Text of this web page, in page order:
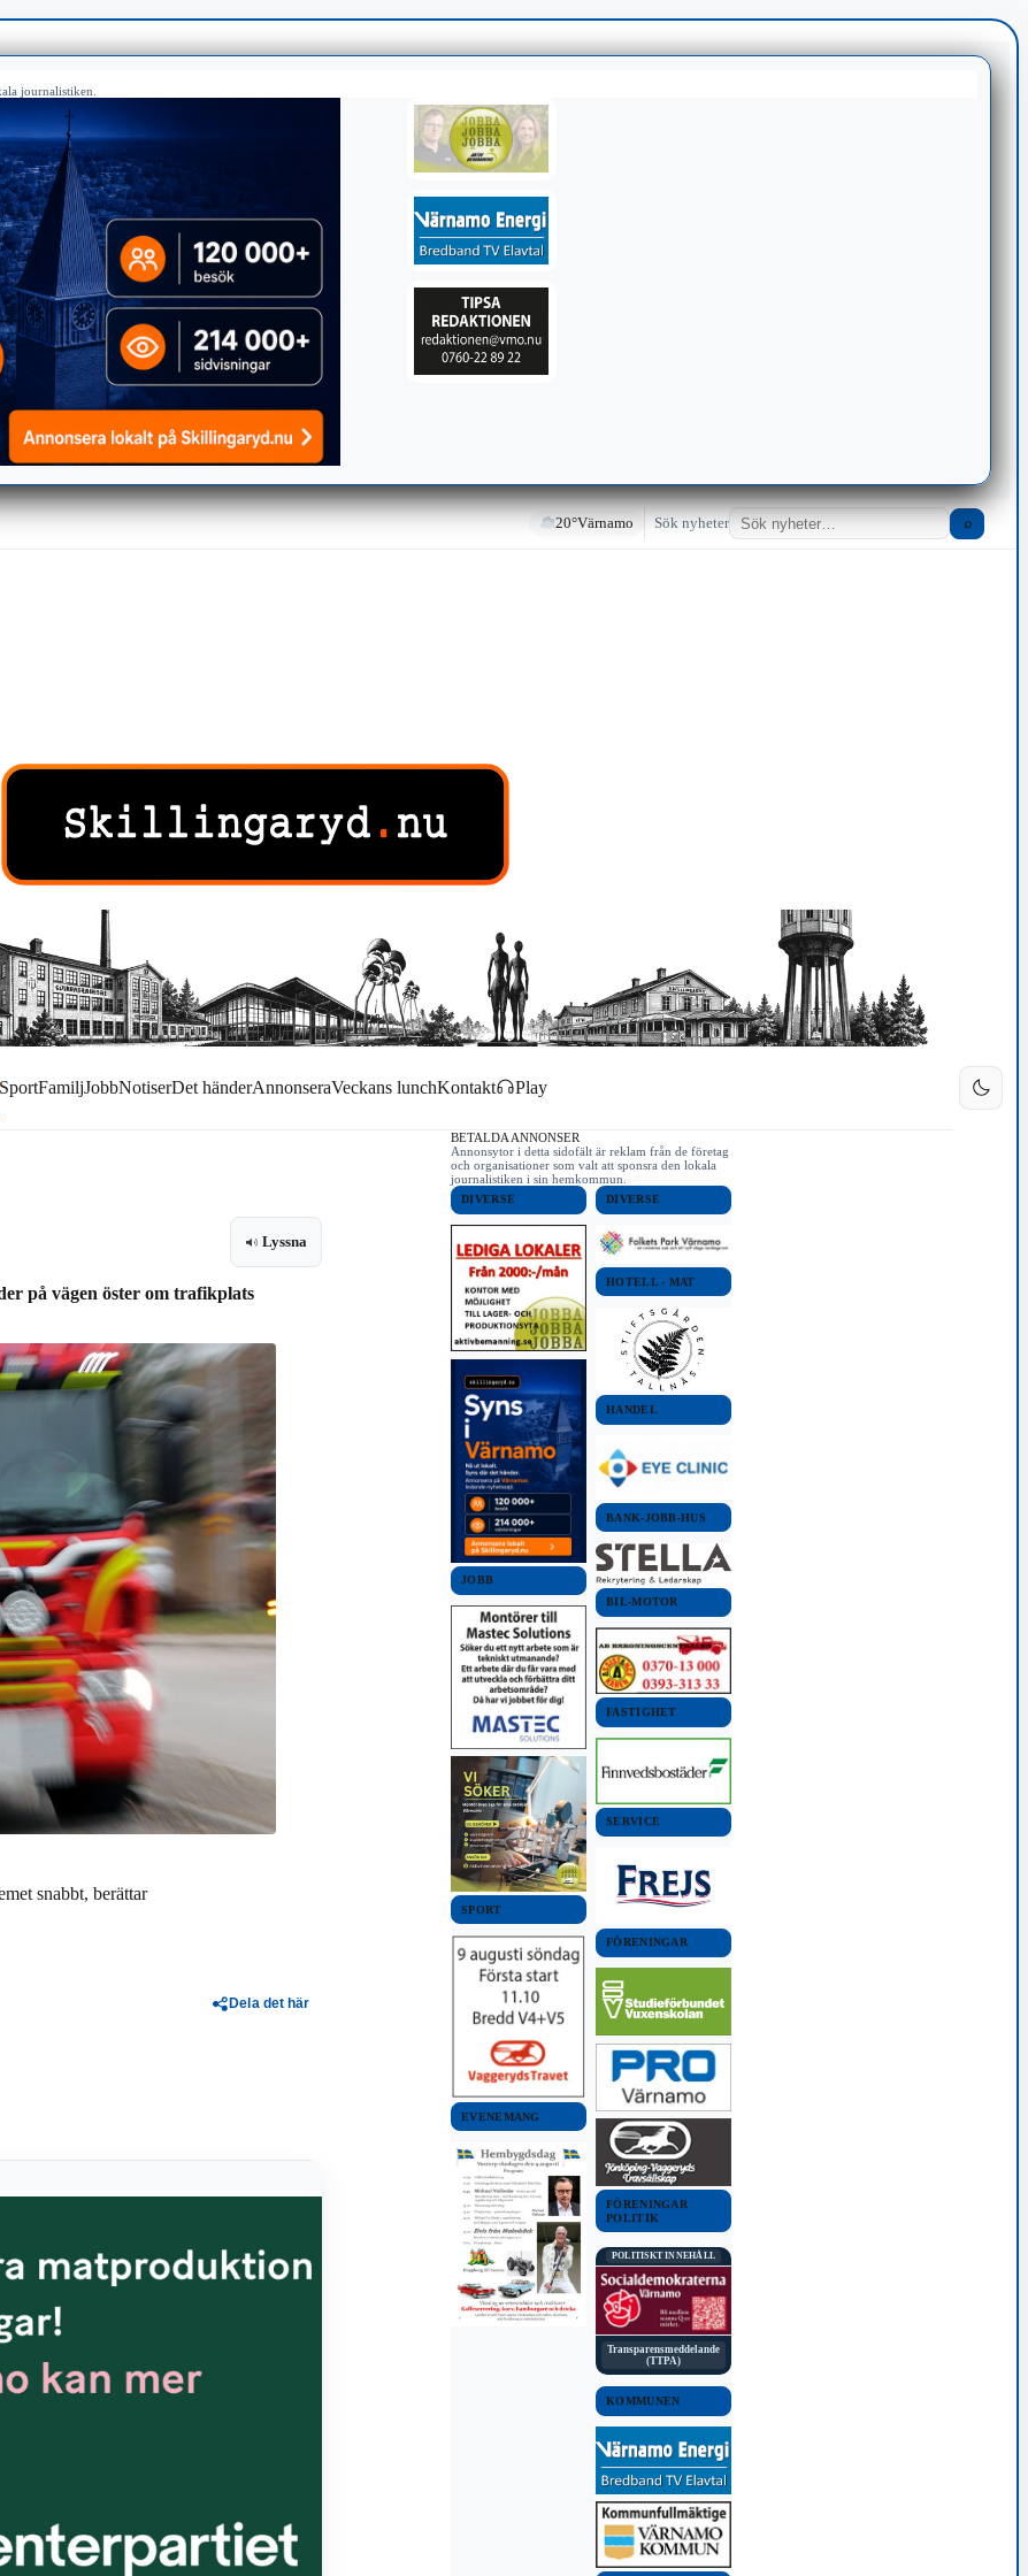
journalistiken.
20°Värnamo Sök nyheter ⌕
SportFamiljJobbNotiserDet händerAnnonseraVeckans lunchKontakt Play
Lyssna
på vägen öster om trafikplats
snabbt, berättar
Dela det här
BETALDA ANNONSER
Annonsytor i detta sidofält är reklam från de företag
och organisationer som valt att sponsra den lokala
journalistiken i sin hemkommun.
DIVERSE
JOBB
SPORT
EVENEMANG
DIVERSE
HOTELL - MAT
HANDEL
BANK-JOBB-HUS
BIL-MOTOR
FASTIGHET
SERVICE
FÖRENINGAR
FÖRENINGAR
POLITIK
POLITISKT INNEHÅLL
Transparensmeddelande
(TTPA)
KOMMUNEN